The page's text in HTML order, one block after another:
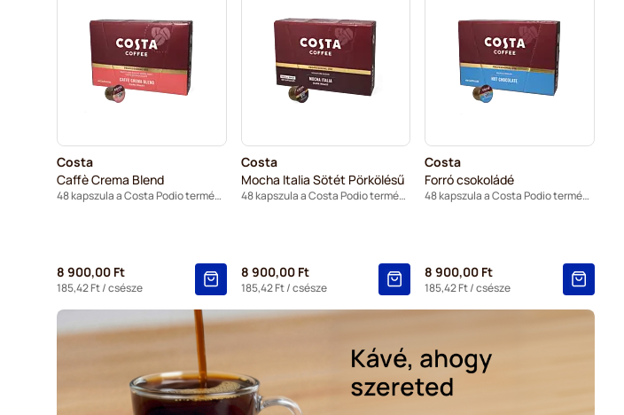
Costa
Caffè Crema Blend
48 kapszula a Costa Podio termékhez
8 900,00 Ft
185,42 Ft/ csésze
Costa
Mocha Italia Sötét Pörkölésű
48 kapszula a Costa Podio termékhez
8 900,00 Ft
185,42 Ft/ csésze
Costa
Forró csokoládé
48 kapszula a Costa Podio termékhez
8 900,00 Ft
185,42 Ft/ csésze